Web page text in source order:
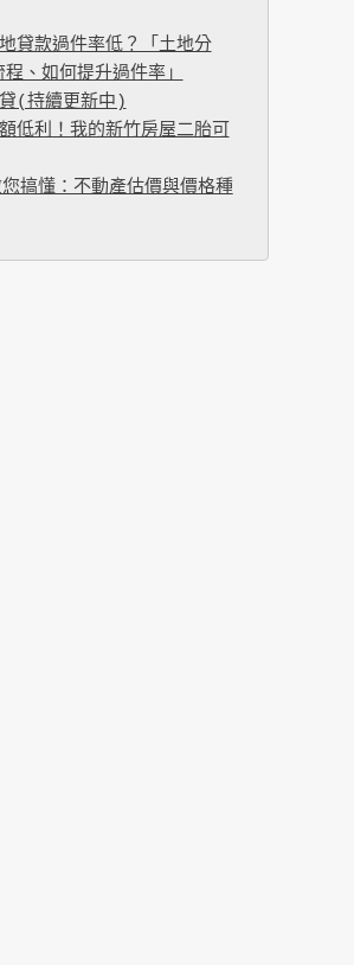
貸款過件率低？「土地分
、如何提升過件率」
(持續更新中)
低利！我的新竹房屋二胎可
搞懂：不動產估價與價格種